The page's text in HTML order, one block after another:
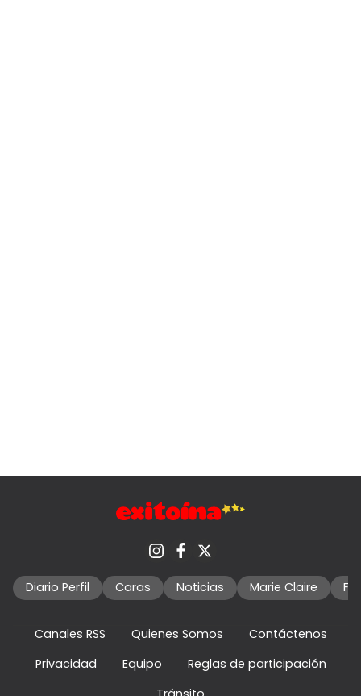
Diario Perfil Caras Noticias Marie Claire
Canales RSS Quienes Somos
Contáctenos
Privacidad
Equipo
Reglas de participación